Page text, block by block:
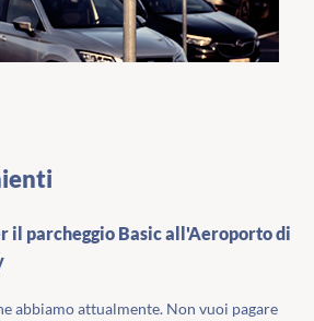
il parcheggio Basic all'Aeroporto di
abbiamo attualmente. Non vuoi pagare